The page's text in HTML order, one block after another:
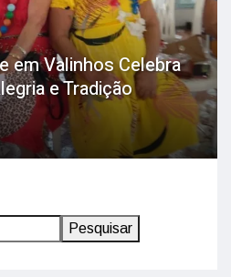
em Valinhos Celebra
e Tradição
Pesquisar